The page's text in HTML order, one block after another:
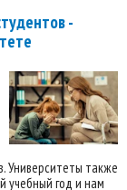
-
Университеты также
учебный год и нам